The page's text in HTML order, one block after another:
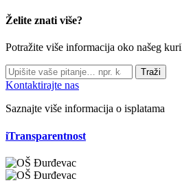
Želite znati više?
Potražite više informacija oko našeg
Traži
Kontaktirajte nas
Saznajte više informacija o isplatama
iTransparentnost